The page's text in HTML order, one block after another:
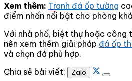
Xem thêm: Tranh đá ốp tường
điểm nhấn nổi bật cho phòng
Với nhà phố, biệt thự hoặc công
nên xem thêm giải pháp đá ốp
và chọn đá phù hợp.
Chia sẻ bài viết:
Zalo